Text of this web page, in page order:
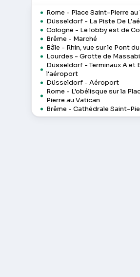
Rome - Place Saint-Pierre au
Düsseldorf - La Piste De
Cologne - Le lobby est de
Brême - Marché
Bâle - Rhin, vue sur le Pont
Lourdes - Grotte de
Düsseldorf - Terminaux A et
l'aéroport
Düsseldorf - Aéroport
Rome - L'obélisque sur la
Pierre au Vatican
Brême - Cathédrale Saint-